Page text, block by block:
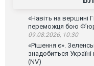
«Навіть на вершині
переможця бою
09.08.2026, 10:30
«Рішення є».
знадобиться
(NV)